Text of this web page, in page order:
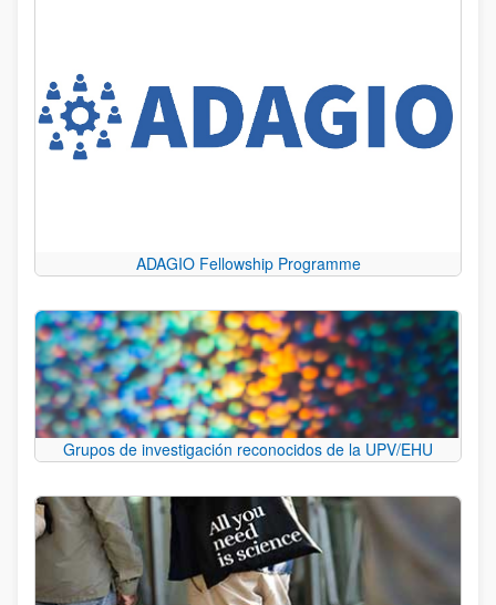
ADAGIO Fellowship Programme
Grupos de investigación reconocidos de la UPV/EHU